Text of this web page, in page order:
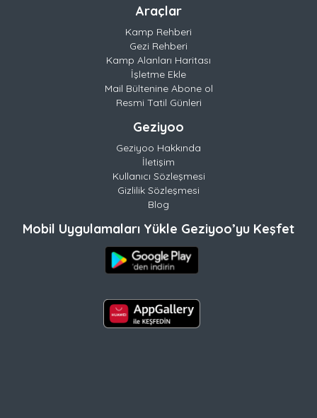
Araçlar
Kamp Rehberi
Gezi Rehberi
Kamp Alanları Haritası
İşletme Ekle
Mail Bültenine Abone ol
Resmi Tatil Günleri
Geziyoo
Geziyoo Hakkında
İletişim
Kullanıcı Sözleşmesi
Gizlilik Sözleşmesi
Blog
Mobil Uygulamaları Yükle Geziyoo’yu Keşfet